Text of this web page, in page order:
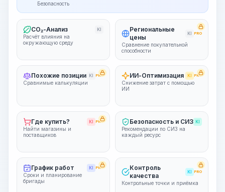
Безопасность
CO₂-Анализ KI
Расчёт влияния на
окружающую среду
Региональные
цены
KI PRO
Сравнение покупательной
способности
Похожие позиции KI PRO
Сравнимые калькуляции
ИИ-Оптимизация KI PRO
Снижение затрат с помощью
ИИ
Где купить? KI PRO
Найти магазины и
поставщиков
Безопасность и СИЗ KI
Рекомендации по СИЗ на
каждый ресурс
График работ KI PRO
Сроки и планирование
бригады
Контроль
качества
KI PRO
Контрольные точки и приёмка